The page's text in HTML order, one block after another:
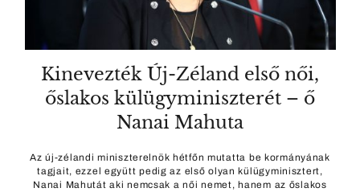
Kinevezték Új-Zéland első női,
őslakos külügyminiszterét – ő
Nanai Mahuta
Az új-zélandi miniszterelnök hétfőn mutatta be kormányának
tagjait, ezzel együtt pedig az első olyan külügyminisztert,
Nanai Mahutát aki nemcsak a női nemet, hanem az őslakos